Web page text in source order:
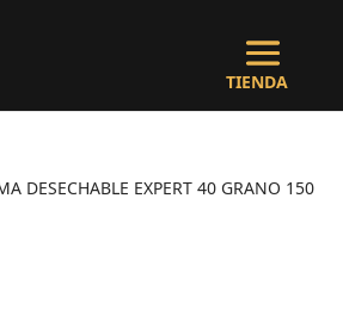
DESECHABLE EXPERT 40 GRANO 150